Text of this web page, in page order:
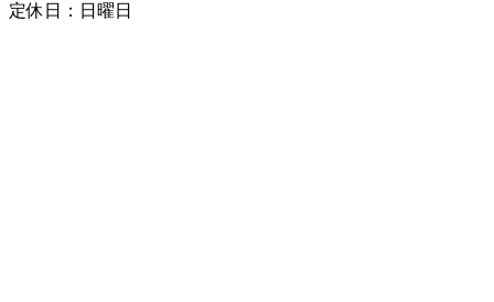
定休日：日曜日